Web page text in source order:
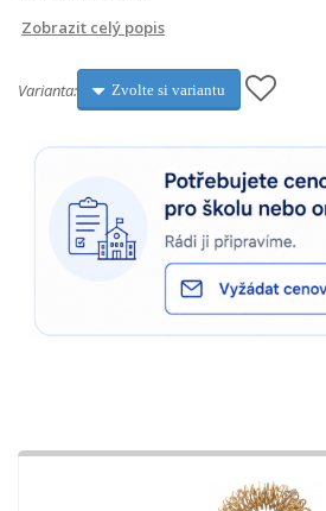
Zobrazit celý popis
Varianta: Zvolte si variantu